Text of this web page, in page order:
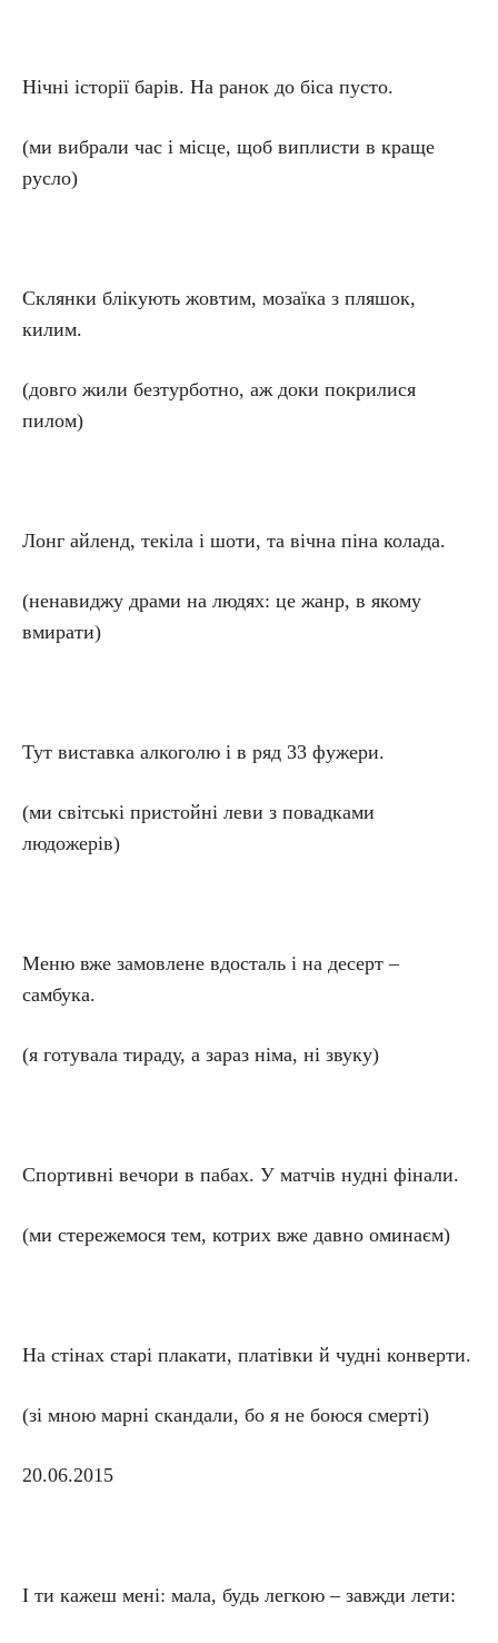
Нічні історії барів. На ранок до біса пусто.
(ми вибрали час і місце, щоб виплисти в краще
русло)
Склянки блікують жовтим, мозаїка з пляшок,
килим.
(довго жили безтурботно, аж доки покрилися
пилом)
Лонг айленд, текіла і шоти, та вічна піна колада.
(ненавиджу драми на людях: це жанр, в якому
вмирати)
Тут виставка алкоголю і в ряд 33 фужери.
(ми світські пристойні леви з повадками
людожерів)
Меню вже замовлене вдосталь і на десерт –
самбука.
(я готувала тираду, а зараз німа, ні звуку)
Спортивні вечори в пабах. У матчів нудні фінали.
(ми стережемося тем, котрих вже давно оминаєм)
На стінах старі плакати, платівки й чудні конверти.
(зі мною марні скандали, бо я не боюся смерті)
20.06.2015
І ти кажеш мені: мала, будь легкою – завжди лети: